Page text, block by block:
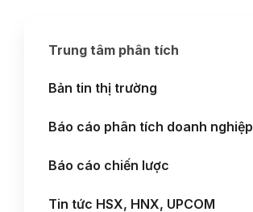
Trung tâm phân tích
Bản tin thị trường
Báo cáo phân tích doanh nghiệp
Báo cáo chiến lược
Tin tức HSX, HNX, UPCOM